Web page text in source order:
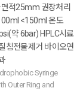
적25mm 권장처리
<150ml 온도
약 6bar) HPLC시료
침전물제거 바이오연
Syringe
Outer Ring and